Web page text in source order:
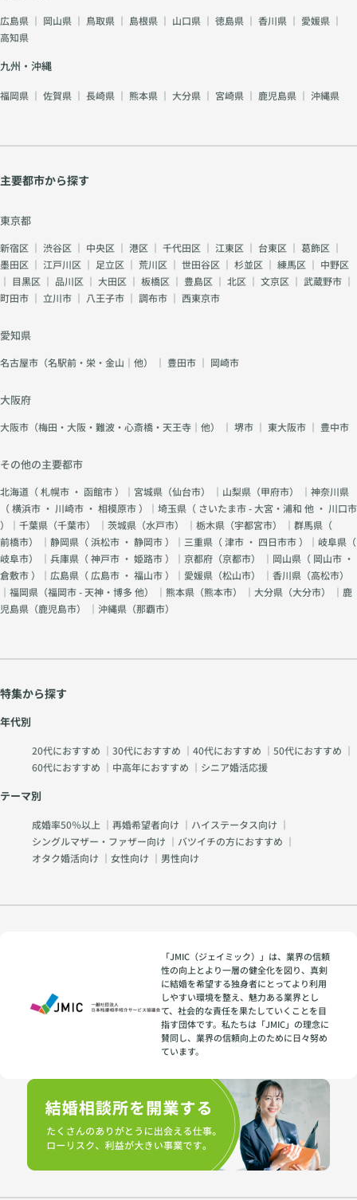
広島県 ｜ 岡山県 ｜ 鳥取県 ｜ 島根県 ｜ 山口県 ｜ 徳島県 ｜ 香川県 ｜ 愛媛県 ｜
高知県
九州・沖縄
福岡県 ｜ 佐賀県 ｜ 長崎県 ｜ 熊本県 ｜ 大分県 ｜ 宮崎県 ｜ 鹿児島県 ｜ 沖縄県
主要都市から探す
東京都
新宿区 ｜ 渋谷区 ｜ 中央区 ｜ 港区 ｜ 千代田区 ｜ 江東区 ｜ 台東区 ｜ 葛飾区 ｜
墨田区 ｜ 江戸川区 ｜ 足立区 ｜ 荒川区 ｜ 世田谷区 ｜ 杉並区 ｜ 練馬区 ｜ 中野区
｜ 目黒区 ｜ 品川区 ｜ 大田区 ｜ 板橋区 ｜ 豊島区 ｜ 北区 ｜ 文京区 ｜ 武蔵野市 ｜
町田市 ｜ 立川市 ｜ 八王子市 ｜ 調布市 ｜ 西東京市
愛知県
名古屋市（名駅前・栄・金山｜他） ｜ 豊田市 ｜ 岡崎市
大阪府
大阪市（梅田・大阪・難波・心斎橋・天王寺｜他） ｜ 堺市 ｜ 東大阪市 ｜ 豊中市
その他の主要都市
北海道（札幌市 ・ 函館市）｜宮城県（仙台市） ｜山梨県（甲府市） ｜神奈川県
（横浜市 ・ 川崎市 ・ 相模原市）｜埼玉県（ さいたま市 - 大宮・浦和 他 ・ 川口市
）｜千葉県（千葉市） ｜茨城県（水戸市） ｜栃木県（宇都宮市） ｜群馬県（
前橋市） ｜静岡県（浜松市 ・ 静岡市）｜三重県（津市 ・ 四日市市）｜岐阜県（
岐阜市） ｜兵庫県（神戸市 ・ 姫路市）｜京都府（京都市） ｜岡山県（ 岡山市 ・
倉敷市）｜広島県（ 広島市 ・ 福山市）｜愛媛県（松山市） ｜香川県（高松市）
｜福岡県（福岡市 - 天神・博多 他） ｜熊本県（熊本市） ｜大分県（大分市） ｜鹿
児島県（鹿児島市） ｜沖縄県（那覇市）
特集から探す
年代別
20代におすすめ ｜ 30代におすすめ ｜ 40代におすすめ ｜ 50代におすすめ ｜
60代におすすめ ｜ 中高年におすすめ ｜ シニア婚活応援
テーマ別
成婚率50％以上 ｜ 再婚希望者向け ｜ ハイステータス向け ｜
シングルマザー・ファザー向け ｜ バツイチの方におすすめ ｜
オタク婚活向け ｜ 女性向け ｜ 男性向け
「JMIC（ジェイミック）」は、業界の信頼
性の向上とより一層の健全化を図り、真剣
に結婚を希望する独身者にとってより利用
しやすい環境を整え、魅力ある業界とし
て、社会的な責任を果たしていくことを目
指す団体です。私たちは「JMIC」の理念に
賛同し、業界の信頼向上のために日々努め
ています。